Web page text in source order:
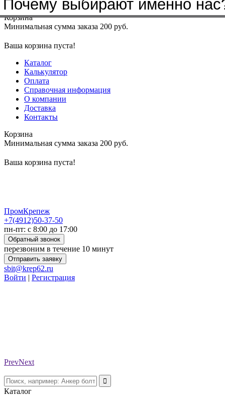
Меню+7(4912)50-37-50sbit@krep62.ru
Корзина
Минимальная сумма заказа 200 руб.
Ваша корзина пуста!
Каталог
Калькулятор
Оплата
Справочная информация
О компании
Доставка
Контакты
Корзина
Минимальная сумма заказа 200 руб.
Ваша корзина пуста!
ПромКрепеж
+7(4912)50-37-50
пн-пт: с 8:00 до 17:00
Обратный звонок
перезвоним в течение 10 минут
Отправить заявку
sbit@krep62.ru
Войти | Регистрация
PrevNext
Каталог
Почему выбирают именно